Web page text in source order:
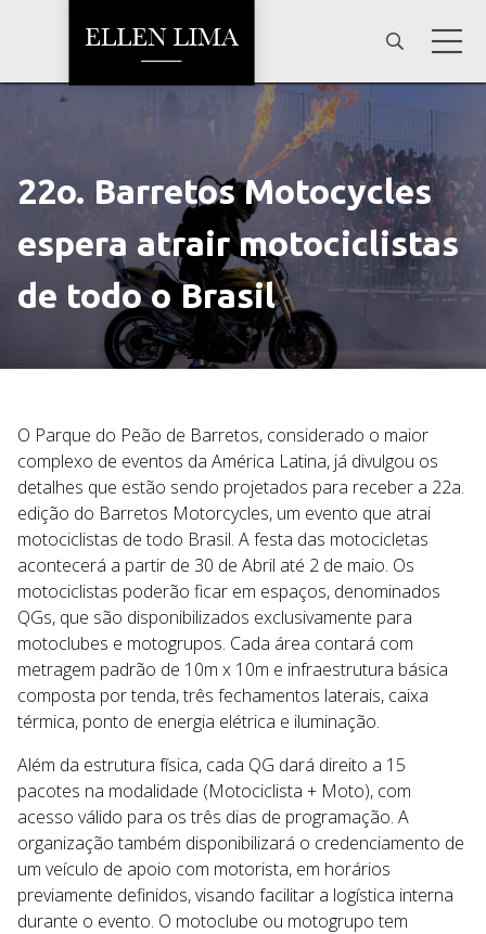
22o. Barretos Motocycles
espera atrair motociclistas
de todo o Brasil
O Parque do Peão de Barretos, considerado o maior
complexo de eventos da América Latina, já divulgou os
detalhes que estão sendo projetados para receber a 22a.
edição do Barretos Motorcycles, um evento que atrai
motociclistas de todo Brasil. A festa das motocicletas
acontecerá a partir de 30 de Abril até 2 de maio. Os
motociclistas poderão ficar em espaços, denominados
QGs, que são disponibilizados exclusivamente para
motoclubes e motogrupos. Cada área contará com
metragem padrão de 10m x 10m e infraestrutura básica
composta por tenda, três fechamentos laterais, caixa
térmica, ponto de energia elétrica e iluminação.
Além da estrutura física, cada QG dará direito a 15
pacotes na modalidade (Motociclista + Moto), com
acesso válido para os três dias de programação. A
organização também disponibilizará o credenciamento de
um veículo de apoio com motorista, em horários
previamente definidos, visando facilitar a logística interna
durante o evento. O motoclube ou motogrupo tem